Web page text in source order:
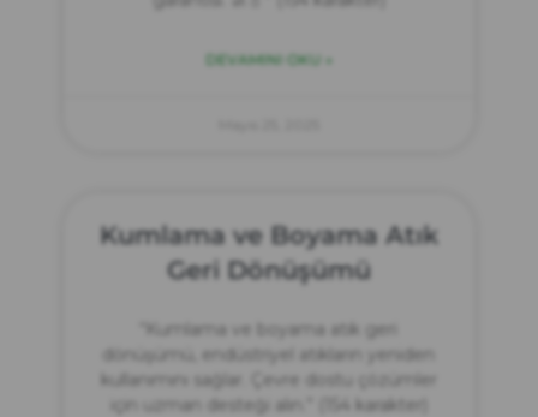
DEVAMINI OKU »
Kumlama ve Boyama Atık
Geri Dönüşümü
“Kumlama ve boyama atık geri
dönüşümü, endüstriyel atıkların yeniden
kullanımını sağlar. Çevre dostu çözümler
için uzman desteği alın.” (154 karakter)